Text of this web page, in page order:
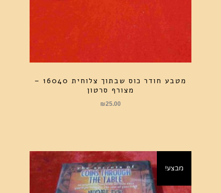
מטבע חודר כוס שבתוך צלוחית 16040 –
מצורף סרטון
₪25.00
מבצע!